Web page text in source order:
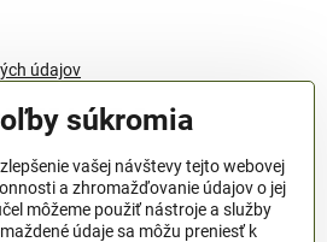
údajov
S.R.O
údajov
súkromia
vašej návštevy tejto webovej
a zhromažďovanie údajov o jej
môžeme použiť nástroje a služby
údaje sa môžu preniesť k